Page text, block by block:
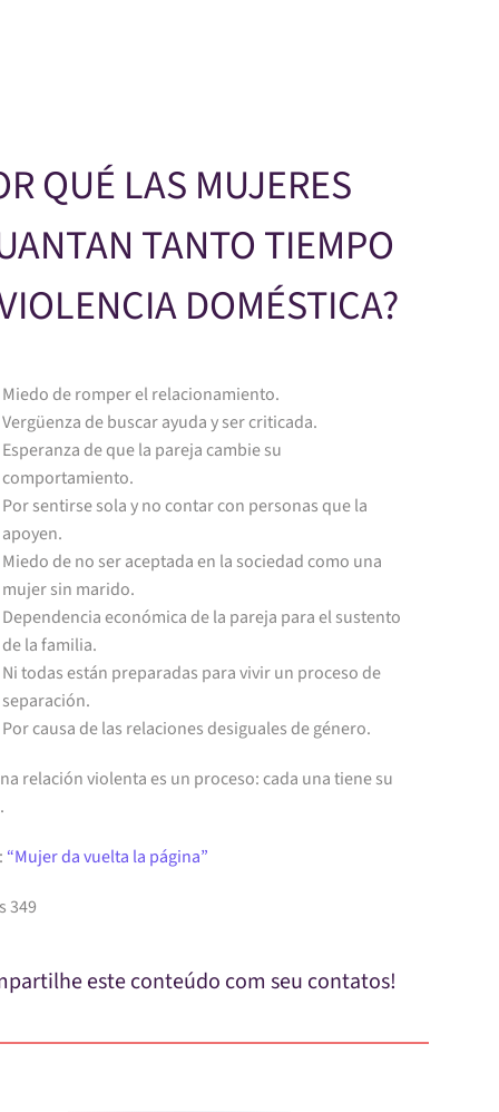
QUÉ LAS MUJERES
TANTO TIEMPO
DOMÉSTICA?
Miedo de romper el relacionamiento.
Vergüenza de buscar ayuda y ser criticada.
Esperanza de que la pareja cambie su
comportamiento.
Por sentirse sola y no contar con personas que la
apoyen.
Miedo de no ser aceptada en la sociedad como una
mujer sin marido.
Dependencia económica de la pareja para el sustento
de la familia.
Ni todas están preparadas para vivir un proceso de
separación.
Por causa de las relaciones desiguales de género.
relación violenta es un proceso: cada una tiene su
“Mujer da vuelta la página”
349
este conteúdo com seu contatos!